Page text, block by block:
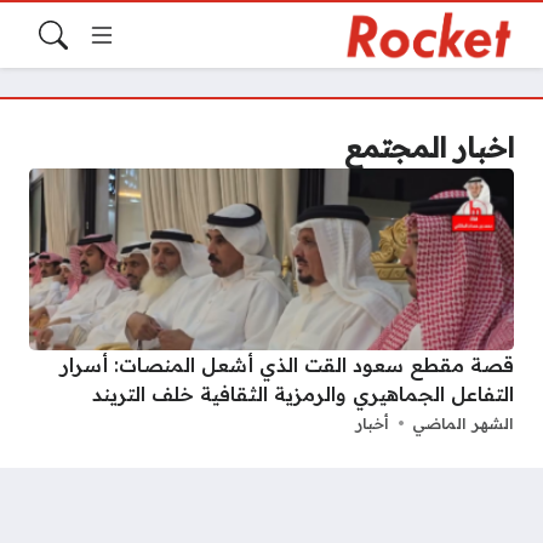
اخبار المجتمع
قصة مقطع سعود القت الذي أشعل المنصات: أسرار
التفاعل الجماهيري والرمزية الثقافية خلف التريند
الشهر الماضي أخبار